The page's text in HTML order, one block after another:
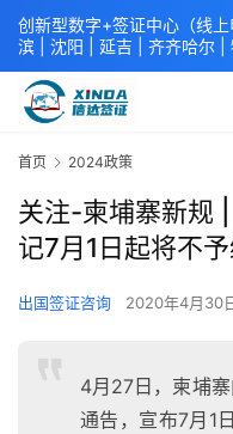
首页 2024政策
关注-柬埔寨新规
记7月1日起将不
出国签证咨询 2020年4月30
4月27日，柬埔
通告，宣布7月1
创新型数字+签证中心（线
滨
沈阳 延吉 | 齐齐哈尔 |
心
中青旅信达联合签证中心
学签证 商务签证 探亲签证
xindavisa01 免责声明：本
提供服务机构：
公司.专业：留学签证 商务签
交部认证 单（双认证），海